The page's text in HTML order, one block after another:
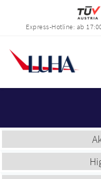
Express-Hotline: ab